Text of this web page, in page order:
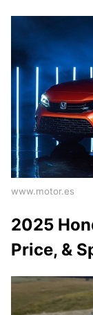
www.motor.es
2025
Price, &